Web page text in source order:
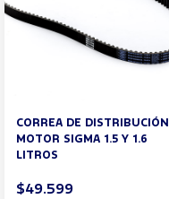
CORREA DE DISTRIBUCIÓN
MOTOR SIGMA 1.5 Y 1.6
LITROS
$49.599